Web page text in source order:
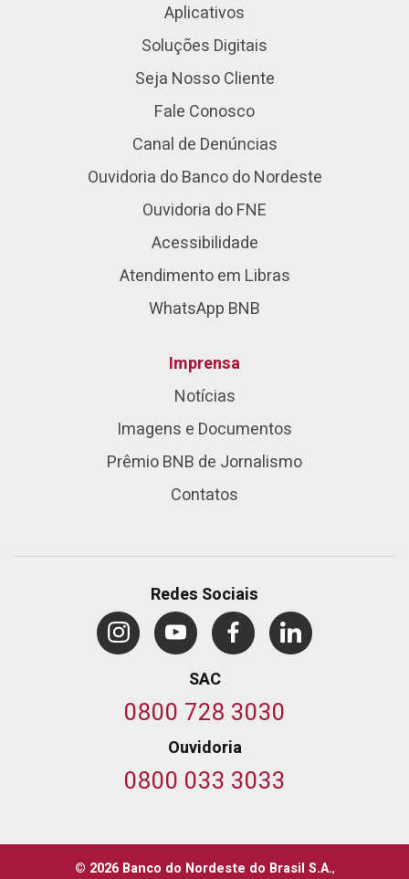
Aplicativos
Soluções Digitais
Seja Nosso Cliente
Fale Conosco
Canal de Denúncias
Ouvidoria do Banco do Nordeste
Ouvidoria do FNE
Acessibilidade
Atendimento em Libras
WhatsApp BNB
Imprensa
Notícias
Imagens e Documentos
Prêmio BNB de Jornalismo
Contatos
Redes Sociais
SAC
0800 728 3030
Ouvidoria
0800 033 3033
© 2026 Banco do Nordeste do Brasil S.A.,